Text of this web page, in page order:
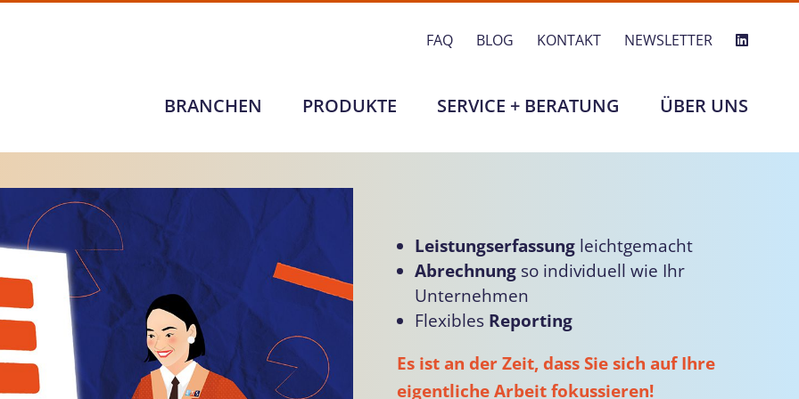
FAQ BLOG KONTAKT NEWSLETTER
BRANCHEN PRODUKTE SERVICE + BERATUNG ÜBER UNS
Leistungserfassung leichtgemacht
Abrechnung so individuell wie Ihr
Unternehmen
Flexibles Reporting
Es ist an der Zeit, dass Sie sich auf Ihre
eigentliche Arbeit fokussieren!